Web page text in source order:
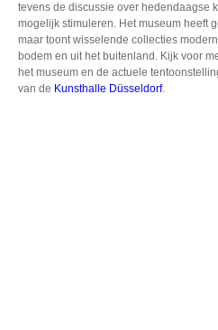
tevens de discussie over hedendaagse
mogelijk stimuleren. Het museum heeft
maar toont wisselende collecties
bodem en uit het buitenland. Kijk voor
het museum en de actuele
van de Kunsthalle Düsseldorf.